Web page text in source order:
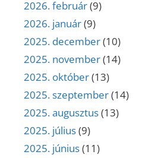
2026. február(9)
2026. január(9)
2025. december(10)
2025. november(14)
2025. október(13)
2025. szeptember(14)
2025. augusztus(13)
2025. július(9)
2025. június(11)